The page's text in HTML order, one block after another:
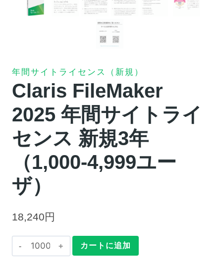
年間サイトライセンス（新規）
Claris FileMaker
2025 年間サイトライ
センス 新規3年
（1,000-4,999ユー
ザ）
18,240円
Claris
FileMaker
カートに追加